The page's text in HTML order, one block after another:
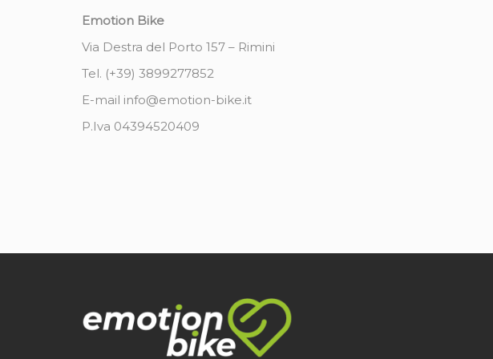
Emotion Bike
Via Destra del Porto 157 – Rimini
Tel. (+39) 3899277852
E-mail info@emotion-bike.it
P.Iva 04394520409